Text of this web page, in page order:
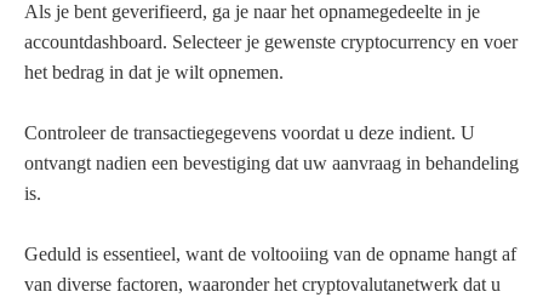
Als je bent geverifieerd, ga je naar het opnamegedeelte in je
accountdashboard. Selecteer je gewenste cryptocurrency en voer
het bedrag in dat je wilt opnemen.
Controleer de transactiegegevens voordat u deze indient. U
ontvangt nadien een bevestiging dat uw aanvraag in behandeling
is.
Geduld is essentieel, want de voltooiing van de opname hangt af
van diverse factoren, waaronder het cryptovalutanetwerk dat u